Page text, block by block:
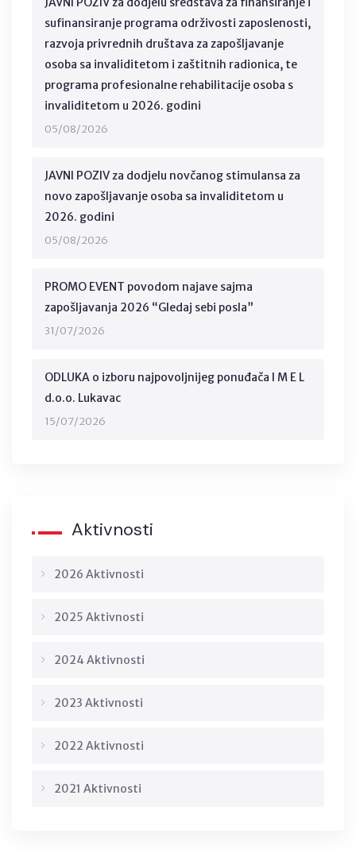
sufinansiranje programa održivosti zaposlenosti,
razvoja privrednih društava za zapošljavanje
osoba sa invaliditetom i zaštitnih radionica, te
programa profesionalne rehabilitacije osoba s
invaliditetom u 2026. godini
05/08/2026
JAVNI POZIV za dodjelu novčanog stimulansa za
novo zapošljavanje osoba sa invaliditetom u
2026. godini
05/08/2026
PROMO EVENT povodom najave sajma
zapošljavanja 2026 “Gledaj sebi posla”
31/07/2026
ODLUKA o izboru najpovoljnijeg ponuđača I M E L
d.o.o. Lukavac
15/07/2026
Aktivnosti
2026 Aktivnosti
2025 Aktivnosti
2024 Aktivnosti
2023 Aktivnosti
2022 Aktivnosti
2021 Aktivnosti